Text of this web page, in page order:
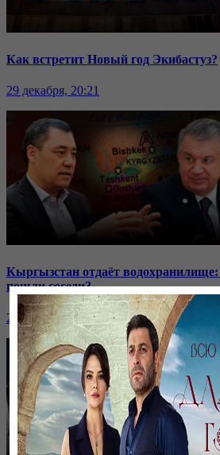
Как встретит Новый год Экибастуз?
29 декабря, 20:21
Кыргызстан отдаёт водохранилище:
пошли соседи?
24 ноября, 20:44